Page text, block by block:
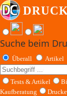
Suche beim
Überall Artikel
Tests & Artikel
Kaufberatung